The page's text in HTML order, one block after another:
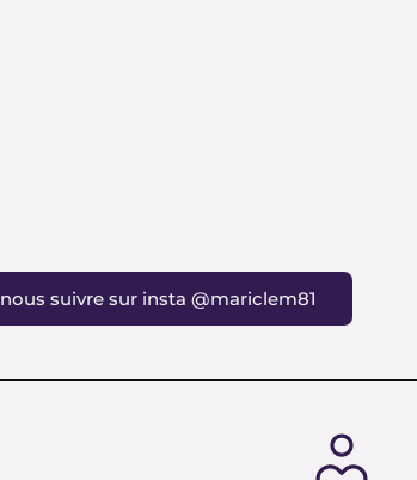
nous suivre sur insta @mariclem81